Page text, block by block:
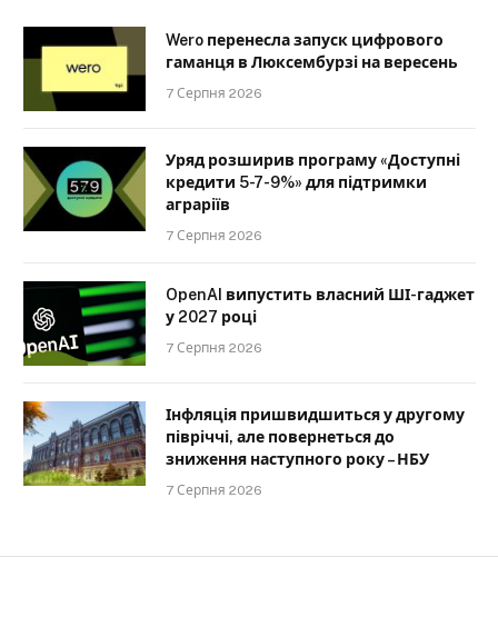
Wero перенесла запуск цифрового
гаманця в Люксембурзі на вересень
7 Серпня 2026
Уряд розширив програму «Доступні
кредити 5-7-9%» для підтримки
аграріїв
7 Серпня 2026
OpenAI випустить власний ШІ-гаджет
у 2027 році
7 Серпня 2026
Інфляція пришвидшиться у другому
півріччі, але повернеться до
зниження наступного року – НБУ
7 Серпня 2026